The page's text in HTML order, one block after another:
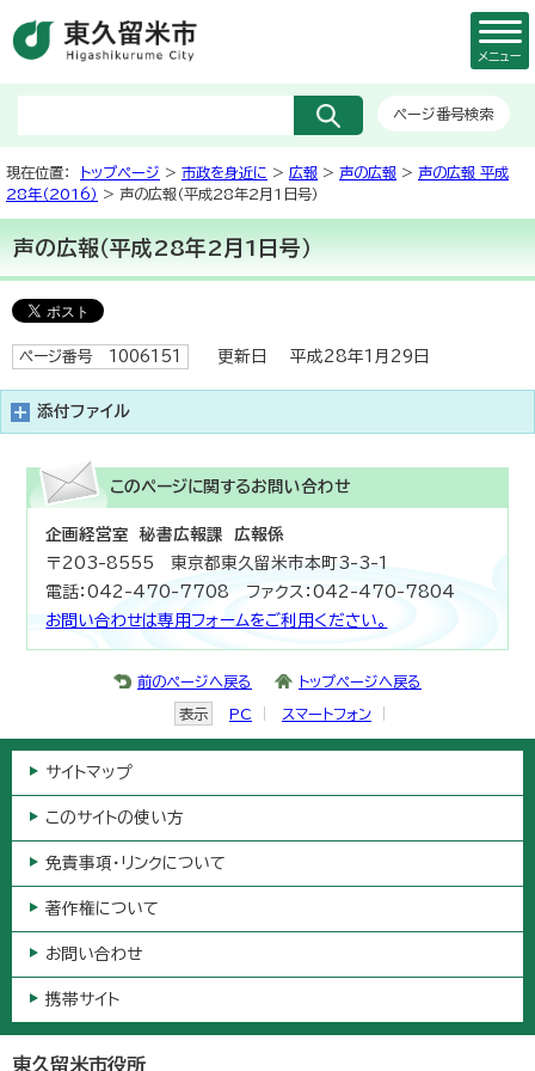
ページ番号検索
メニュー
現在位置： トップページ > 市政を身近に > 広報 > 声の広報 > 声の広報 平成
28年（2016） > 声の広報（平成28年2月1日号）
声の広報（平成28年2月1日号）
ページ番号 1006151 更新日 平成28年1月29日
添付ファイル
このページに関するお問い合わせ
企画経営室 秘書広報課 広報係
〒203-8555 東京都東久留米市本町3-3-1
電話：042-470-7708 ファクス：042-470-7804
お問い合わせは専用フォームをご利用ください。
前のページへ戻る トップページへ戻る
表示 PC スマートフォン
サイトマップ
このサイトの使い方
免責事項・リンクについて
著作権について
お問い合わせ
携帯サイト
東久留米市役所